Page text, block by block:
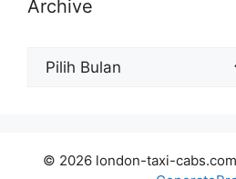
Archive
Archive
© 2026 london-taxi-cabs.com